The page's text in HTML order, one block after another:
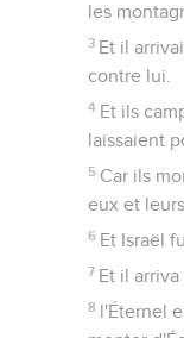
les
3 Et il
contre lui.
4 Et ils
laissaient
5 Car ils
eux et
6 Et Israël
7 Et il
8 l'Éternel